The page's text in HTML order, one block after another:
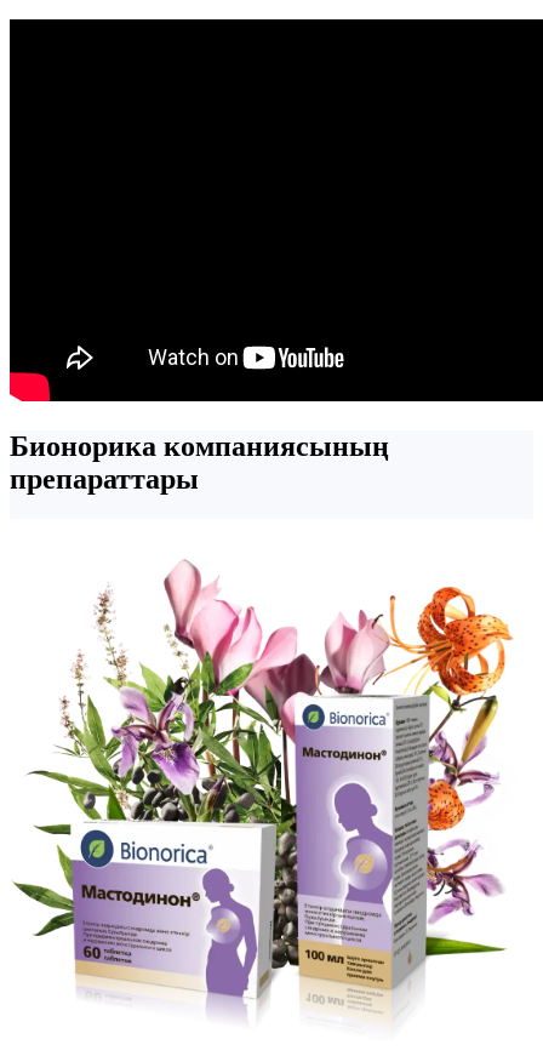
Бионорика компаниясының
препараттары